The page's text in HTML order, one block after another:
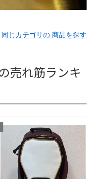
同じカテゴリの 商品を探す
売れ筋ランキ